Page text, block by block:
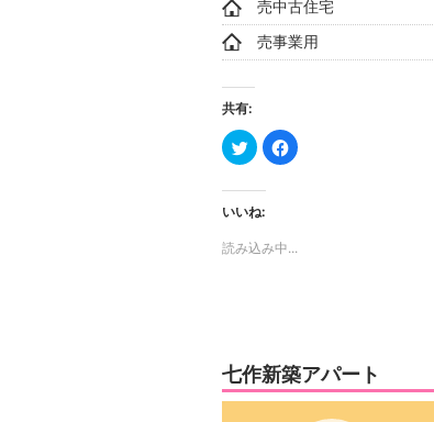
売中古住宅
売事業用
共有:
ク
リ
し
て
Twitter
共
ウ
で
開
き
Facebook
で
ク
い
(新
し
い
いいね:
読み込み中...
七作新築アパート